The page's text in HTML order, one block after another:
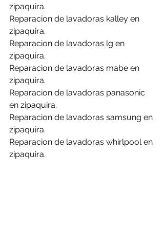
zipaquira.
Reparacion de lavadoras kalley en
zipaquira.
Reparacion de lavadoras lg en
zipaquira.
Reparacion de lavadoras mabe en
zipaquira.
Reparacion de lavadoras panasonic
en zipaquira.
Reparacion de lavadoras samsung en
zipaquira.
Reparacion de lavadoras whirlpool en
zipaquira.